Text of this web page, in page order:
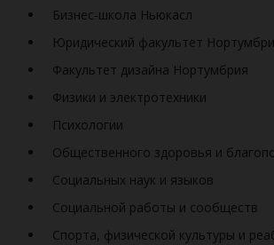
Бизнес-школа Ньюкасл
Юридический факультет
Факультет дизайна Нортумбрия
Физики и электротехники
Психологии
Общественного здоровья и
Социальных наук и языков
Социальной работы и сообществ
Спорта, физической культуры и